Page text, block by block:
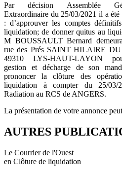
Par décision Assemblée
Extraordinaire du 25/03/2021 il a été
: d’approuver les comptes
liquidation; de donner quitus au
M BOUSSAULT Bernard
rue des Prés SAINT HILAIRE
49310 LYS-HAUT-LAYON
gestion et décharge de son
prononcer la clôture des
liquidation à compter du 25/03/
Radiation au RCS de ANGERS.
La présentation de votre annonce
AUTRES
Le Courrier de l'Ouest
en Clôture de liquidation